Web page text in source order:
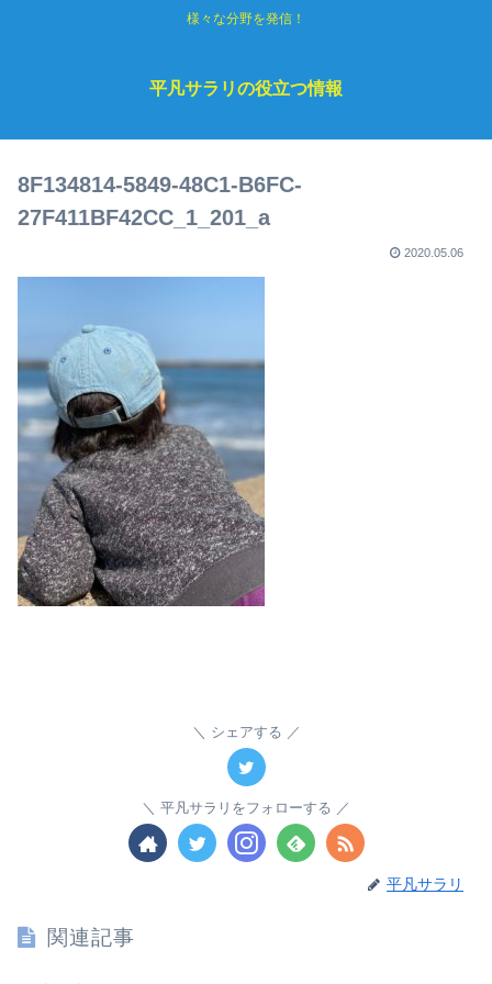
様々な分野を発信！
平凡サラリの役立つ情報
8F134814-5849-48C1-B6FC-
27F411BF42CC_1_201_a
2020.05.06
シェアする
平凡サラリをフォローする
平凡サラリ
関連記事